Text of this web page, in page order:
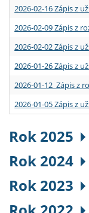
2026-02-16 Zápis z
2026-02-09 Zápis z
2026-02-02 Zápis z
2026-01-26 Zápis z
2026-01-12 Zápis z
2026-01-05 Zápis z
Rok 2025
Rok 2024
Rok 2023